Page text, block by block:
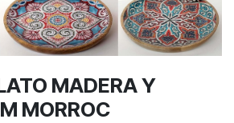
MADERA Y
MORROC